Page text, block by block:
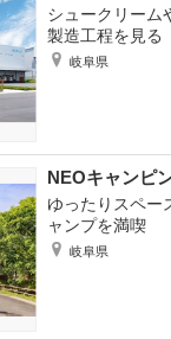
シュークリーム
製造工程を見る
岐阜県
NEOキャンピ
ゆったりスペー
ャンプを満喫
岐阜県